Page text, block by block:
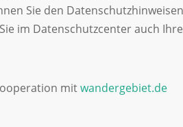
Sie den
im Datenschutzcenter auch
mitwandergebiet.de